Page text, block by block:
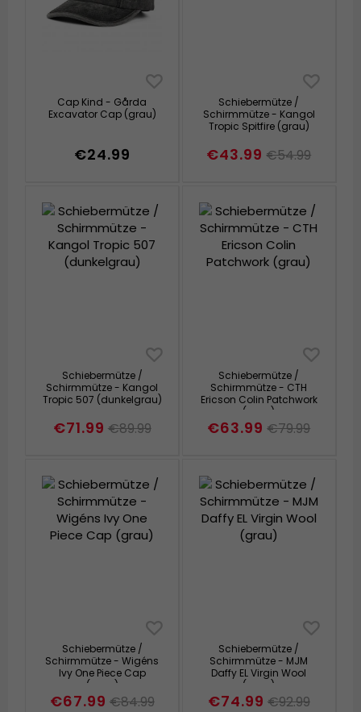
Cap Kind - Gårda
Excavator Cap (grau)
€24.99
Schiebermütze /
Schirmmütze - Kangol
Tropic Spitfire (grau)
€43.99 €54.99
Schiebermütze /
Schirmmütze - Kangol
Tropic 507 (dunkelgrau)
€71.99 €89.99
Schiebermütze /
Schirmmütze - CTH
Ericson Colin Patchwork
(grau)
€63.99 €79.99
Schiebermütze /
Schirmmütze - Wigéns
Ivy One Piece Cap
(grau)
€67.99 €84.99
Schiebermütze /
Schirmmütze - MJM
Daffy EL Virgin Wool
(grau)
€74.99 €92.99